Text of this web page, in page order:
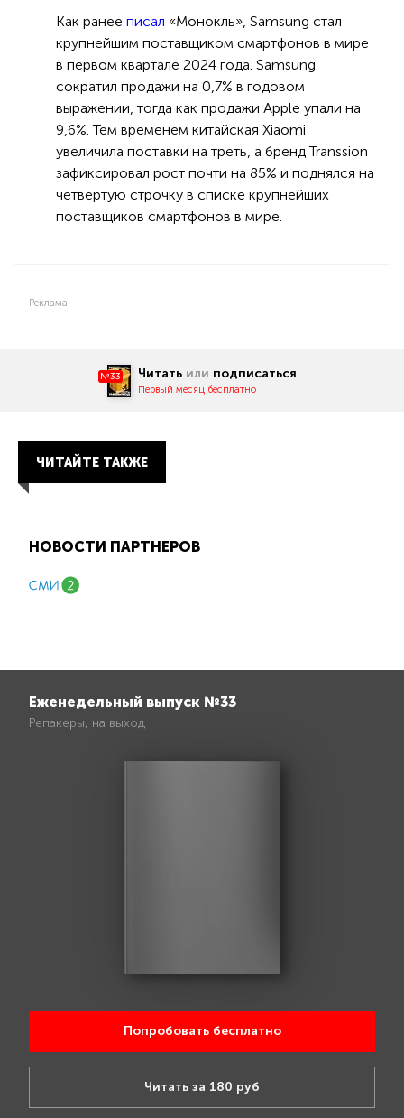
Как ранее писал «Монокль», Samsung стал
крупнейшим поставщиком смартфонов в мире
в первом квартале 2024 года. Samsung
сократил продажи на 0,7% в годовом
выражении, тогда как продажи Apple упали на
9,6%. Тем временем китайская Xiaomi
увеличила поставки на треть, а бренд Transsion
зафиксировал рост почти на 85% и поднялся на
четвертую строчку в списке крупнейших
поставщиков смартфонов в мире.
Реклама
№33 Читать или подписаться
Первый месяц бесплатно
ЧИТАЙТЕ ТАКЖЕ
НОВОСТИ ПАРТНЕРОВ
Еженедельный выпуск №33
Репакеры, на выход
Попробовать бесплатно
Читать за 180 руб